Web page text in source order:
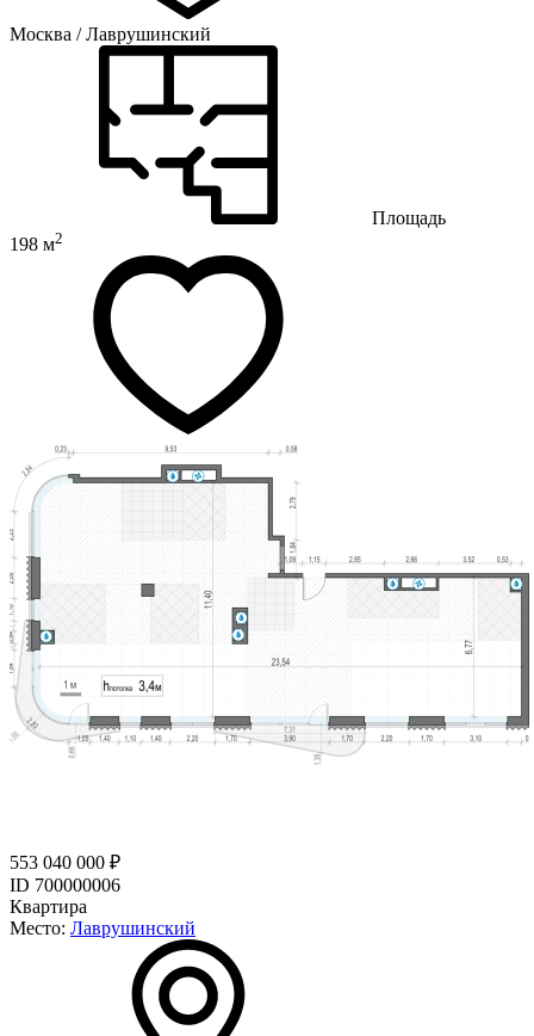
Москва / Лаврушинский
Площадь
198 м2
553 040 000 ₽
ID 700000006
Квартира
Место: Лаврушинский